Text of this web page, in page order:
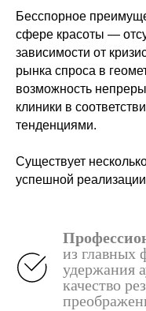
Бесспорное
сфере красоты —
зависимости от
рынка спроса в
возможность
клиники в
тенденциями.
Существует
успешной
из главных
удержания
качество